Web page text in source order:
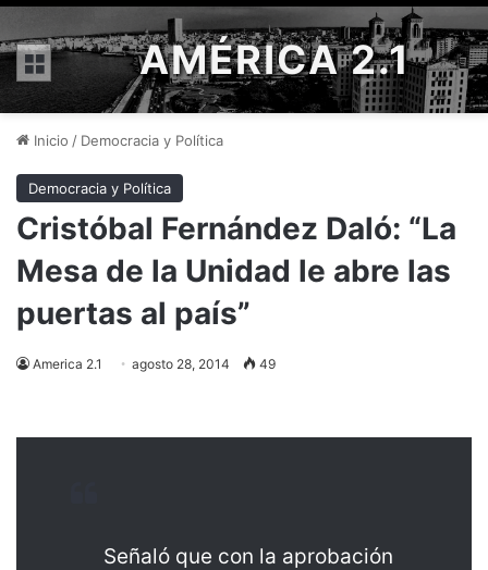
Menú AMÉRICA 2.1
Inicio / Democracia y Política
Democracia y Política
Cristóbal Fernández Daló: “La
Mesa de la Unidad le abre las
puertas al país”
America 2.1 agosto 28, 2014 49
Señaló que con la aprobación